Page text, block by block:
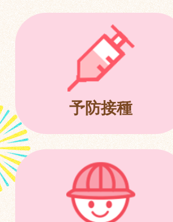
予防接種